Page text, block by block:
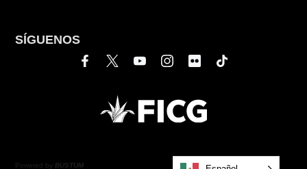
SÍGUENOS
Powered by BUSTUM